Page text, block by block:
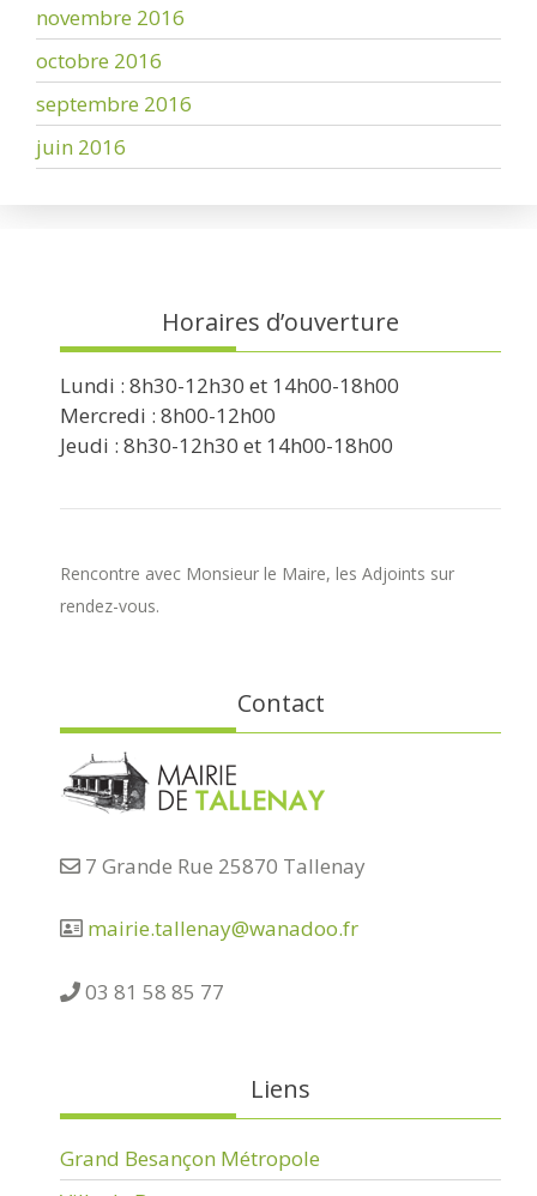
novembre 2016
octobre 2016
septembre 2016
juin 2016
Horaires d’ouverture
Lundi : 8h30-12h30 et 14h00-18h00
Mercredi : 8h00-12h00
Jeudi : 8h30-12h30 et 14h00-18h00
Rencontre avec Monsieur le Maire, les Adjoints sur
rendez-vous.
Contact
7 Grande Rue 25870 Tallenay
mairie.tallenay@wanadoo.fr
03 81 58 85 77
Liens
Grand Besançon Métropole